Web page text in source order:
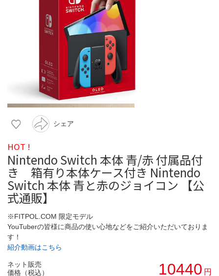
シェア
HOT !
Nintendo Switch 本体 青/赤 付属品付
き 箱有り本体ケース付き Nintendo
Switch 本体 青と赤のジョイコン 【公
式通販】
※FITPOL.COM 限定モデル
YouTuberの皆様に商品の使い心地などをご紹介いただいておりま
す！
紹介動画はこちら
ネット販売
価格（税込）
10440 円